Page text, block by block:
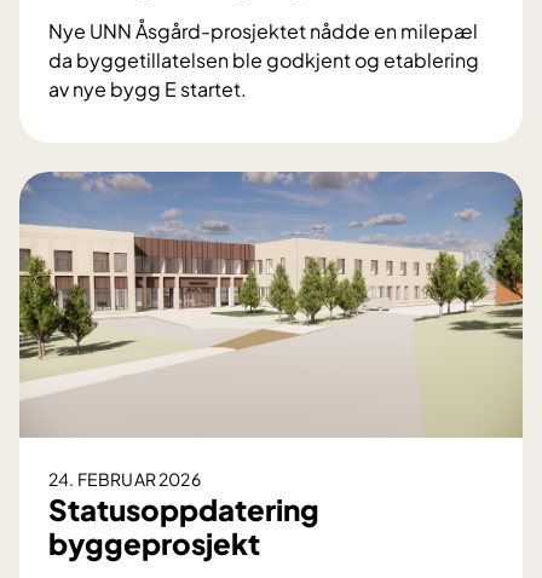
Nye UNN Åsgård-prosjektet nådde en milepæl
da byggetillatelsen ble godkjent og etablering
av nye bygg E startet.
n
d
e
l
i
g
e
r
v
i
a
n
g
24. FEBRUAR 2026
Statusoppdatering
byggeprosjekt